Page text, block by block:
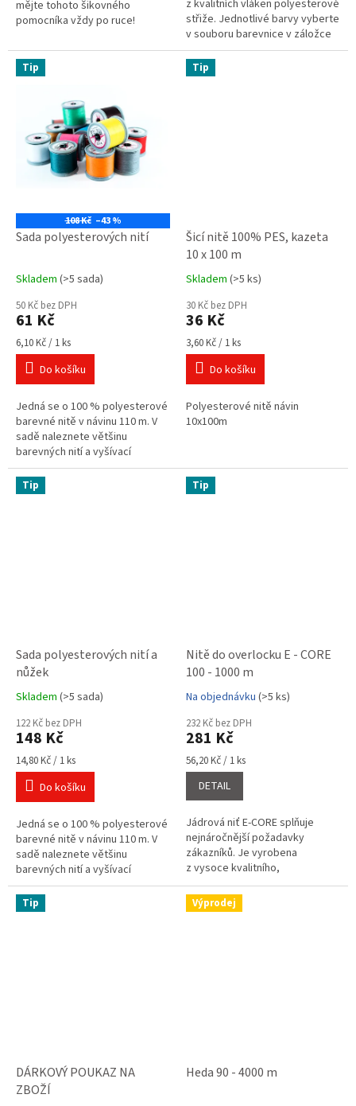
mějte tohoto šikovného
pomocníka vždy po ruce!
z kvalitních vláken polyesterové
střiže. Jednotlivé barvy vyberte
v souboru barevnice v záložce
související soubory a napište do
poznámky o...
Tip
108 Kč –43 %
Sada polyesterových nití
Průměrné
hodnocení
produktu
je
3,8
z
hvězdiček.
Skladem (>5 sada)
50 Kč bez DPH
61 Kč
Měrná
cena:
6,10 Kč / 1 ks
Do košíku
Jedná se o 100 % polyesterové
barevné nitě v návinu 110 m. V
sadě naleznete většinu
barevných nití a vyšívací
nůžky. Polyesterové nitě pro
overlocky i klasické šití.
Tip
Šicí nitě 100% PES, kazeta
10 x 100 m
Průměrné
hodnocení
produktu
je
5,0
z
hvězdiček.
Skladem (>5 ks)
30 Kč bez DPH
36 Kč
Měrná
cena:
3,60 Kč / 1 ks
Do košíku
Polyesterové nitě návin
10x100m
Tip
Sada polyesterových nití a
nůžek
Průměrné
hodnocení
produktu
je
5,0
z
hvězdiček.
Skladem (>5 sada)
122 Kč bez DPH
148 Kč
Měrná
cena:
14,80 Kč / 1 ks
Do košíku
Jedná se o 100 % polyesterové
barevné nitě v návinu 110 m. V
sadě naleznete většinu
barevných nití a vyšívací
nůžky. Polyesterové nitě pro
overlocky i klasické šití.
Tip
Nitě do overlocku E - CORE
100 - 1000 m
Průměrné
hodnocení
produktu
je
5,0
z
hvězdiček.
Na objednávku (>5 ks)
232 Kč bez DPH
281 Kč
Měrná
cena:
56,20 Kč / 1 ks
DETAIL
Jádrová niť E-CORE splňuje
nejnáročnější požadavky
zákazníků. Je vyrobena
z vysoce kvalitního,
stabilizovaného
polyesterového vlákna,
kombinací polyesterového
Tip
DÁRKOVÝ POUKAZ NA
ZBOŽÍ
Výprodej
Heda 90 - 4000 m